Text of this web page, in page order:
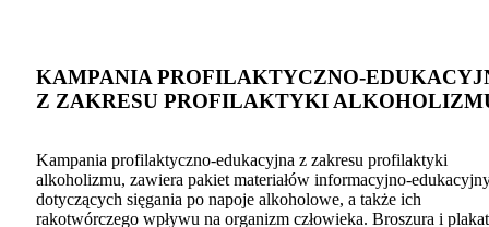
KAMPANIA PROFILAKTYCZNO-
Z ZAKRESU PROFILAKTYKI
Kampania profilaktyczno-edukacyjna z zakresu profilaktyki
alkoholizmu, zawiera pakiet materiałów informacyjno-
dotyczących sięgania po napoje alkoholowe, a także ich
rakotwórczego wpływu na organizm człowieka. Broszura i